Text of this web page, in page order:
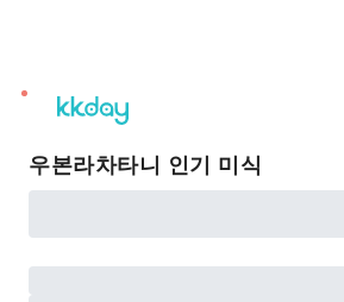
unread
notifications
우본라차타니 인기 미식